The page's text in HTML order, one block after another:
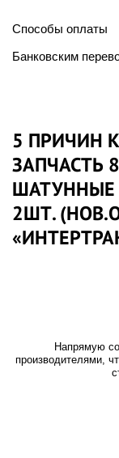
Способы оплаты
Банковским
5 ПРИЧИН
ЗАПЧАСТЬ
ШАТУННЫЕ
2ШТ.
Напрямую
производителями,